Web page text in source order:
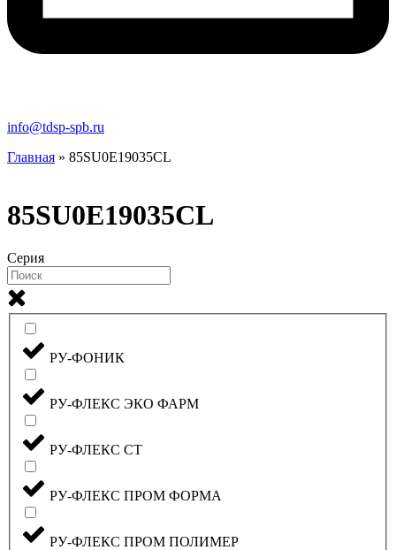
info@tdsp-spb.ru
Главная » 85SU0E19035CL
85SU0E19035CL
Серия
РУ-ФОНИК
РУ-ФЛЕКС ЭКО ФАРМ
РУ-ФЛЕКС СТ
РУ-ФЛЕКС ПРОМ ФОРМА
РУ-ФЛЕКС ПРОМ ПОЛИМЕР